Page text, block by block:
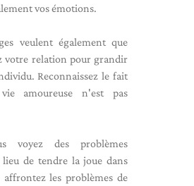
vos émotions.
veulent également que
votre relation pour grandir
Reconnaissez le fait
amoureuse n'est pas
voyez des problèmes
lieu de tendre la joue dans
affrontez les problèmes de